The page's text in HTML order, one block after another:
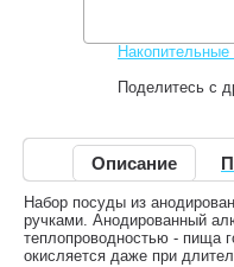
Накопительные
Поделитесь с
Описание
Набор посуды из
ручками. Анодированный
теплопроводностью - пища
окисляется даже при